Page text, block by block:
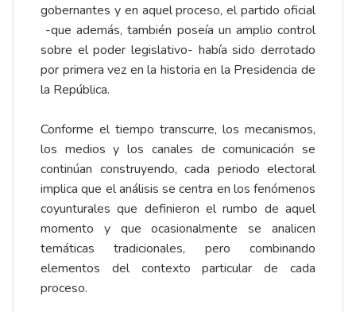
gobernantes y en aquel proceso, el partido oficial
-que además, también poseía un amplio control
sobre el poder legislativo- había sido derrotado
por primera vez en la historia en la Presidencia de
la República.
Conforme el tiempo transcurre, los mecanismos,
los medios y los canales de comunicación se
continúan construyendo, cada periodo electoral
implica que el análisis se centra en los fenómenos
coyunturales que definieron el rumbo de aquel
momento y que ocasionalmente se analicen
temáticas tradicionales, pero combinando
elementos del contexto particular de cada
proceso.